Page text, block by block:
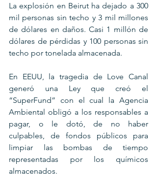
La explosión en Beirut ha dejado a 300
mil personas sin techo y 3 mil millones
de dólares en daños. Casi 1 millón de
dólares de pérdidas y 100 personas sin
techo por tonelada almacenada.
En EEUU, la tragedia de Love Canal
generó una Ley que creó el
“SuperFund” con el cual la Agencia
Ambiental obligó a los responsables a
pagar, o le dotó, de no haber
culpables, de fondos públicos para
limpiar las bombas de tiempo
representadas por los químicos
almacenados.